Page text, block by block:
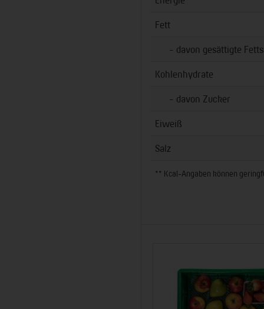
Fett
- davon gesättigte
Kohlenhydrate
- davon Zucker
Eiweiß
Salz
** Kcal-Angaben können